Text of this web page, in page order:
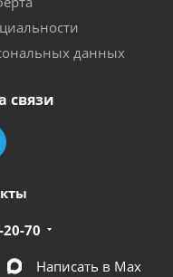
данных
связи
70
Написать в Мах